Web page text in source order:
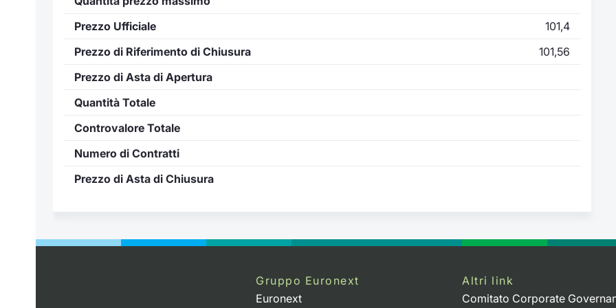
Prezzo Ufficiale
101,4
Prezzo di Riferimento di Chiusura
101,56
Prezzo di Asta di Apertura
Quantità Totale
Controvalore Totale
Numero di Contratti
Prezzo di Asta di Chiusura
Gruppo Euronext
Euronext
Altri link
Comitato Corporate